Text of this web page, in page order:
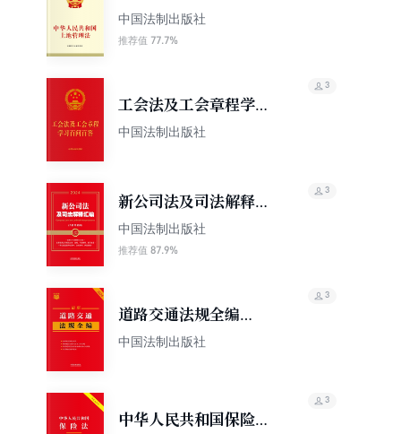
理法
中国法制出版社
推荐值 77.7%
工会法及工会章程学习
百问百答（2023年版）
中国法制出版社
3
新公司法及司法解释汇
编（含指导案例）
（2024年版）
中国法制出版社
推荐值 87.9%
3
道路交通法规全编
（2024年版）
中国法制出版社
3
中华人民共和国保险
3